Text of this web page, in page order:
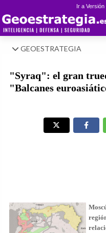
Ir a
GEOESTRATEGIA
"Syraq": el gran
"Balcanes